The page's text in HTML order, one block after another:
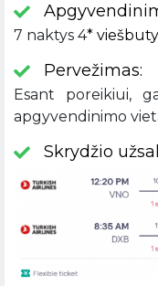
7 naktys 4*
Pervežimas:
Esant poreikiui,
apgyvendinimo
Skrydžio